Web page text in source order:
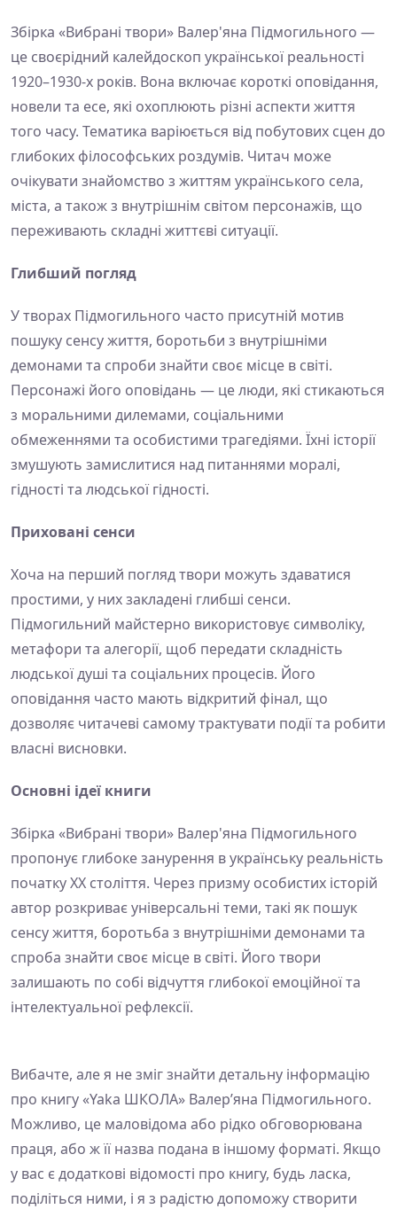
Збірка «Вибрані твори» Валер'яна Підмогильного —
це своєрідний калейдоскоп української реальності
1920–1930-х років. Вона включає короткі оповідання,
новели та есе, які охоплюють різні аспекти життя
того часу. Тематика варіюється від побутових сцен до
глибоких філософських роздумів. Читач може
очікувати знайомство з життям українського села,
міста, а також з внутрішнім світом персонажів, що
переживають складні життєві ситуації.
Глибший погляд
У творах Підмогильного часто присутній мотив
пошуку сенсу життя, боротьби з внутрішніми
демонами та спроби знайти своє місце в світі.
Персонажі його оповідань — це люди, які стикаються
з моральними дилемами, соціальними
обмеженнями та особистими трагедіями. Їхні історії
змушують замислитися над питаннями моралі,
гідності та людської гідності.
Приховані сенси
Хоча на перший погляд твори можуть здаватися
простими, у них закладені глибші сенси.
Підмогильний майстерно використовує символіку,
метафори та алегорії, щоб передати складність
людської душі та соціальних процесів. Його
оповідання часто мають відкритий фінал, що
дозволяє читачеві самому трактувати події та робити
власні висновки.
Основні ідеї книги
Збірка «Вибрані твори» Валер'яна Підмогильного
пропонує глибоке занурення в українську реальність
початку XX століття. Через призму особистих історій
автор розкриває універсальні теми, такі як пошук
сенсу життя, боротьба з внутрішніми демонами та
спроба знайти своє місце в світі. Його твори
залишають по собі відчуття глибокої емоційної та
інтелектуальної рефлексії.
Вибачте, але я не зміг знайти детальну інформацію
про книгу «Yaka ШКОЛА» Валер’яна Підмогильного.
Можливо, це маловідома або рідко обговорювана
праця, або ж її назва подана в іншому форматі. Якщо
у вас є додаткові відомості про книгу, будь ласка,
поділіться ними, і я з радістю допоможу створити